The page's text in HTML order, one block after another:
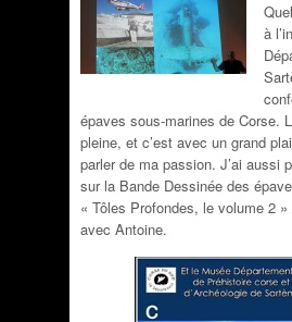
à
épaves sous-marines de Corse.
pleine, et c’est avec un grand
parler de ma passion. J’ai aussi
sur la Bande Dessinée des
« Tôles Profondes, le volume 2 »
avec Antoine.